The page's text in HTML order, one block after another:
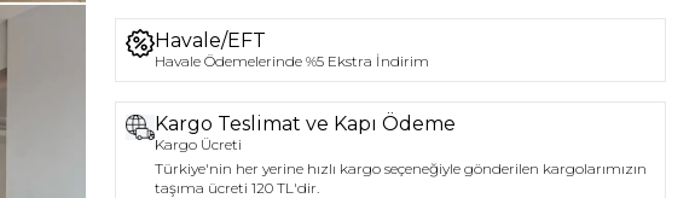
Havale/EFT
Havale Ödemelerinde %5 Ekstra İndirim
Kargo Teslimat ve Kapı Ödeme
Kargo Ücreti
Türkiye'nin her yerine hızlı kargo seçeneğiyle gönderilen kargolarımızın
taşıma ücreti 120 TL'dir.